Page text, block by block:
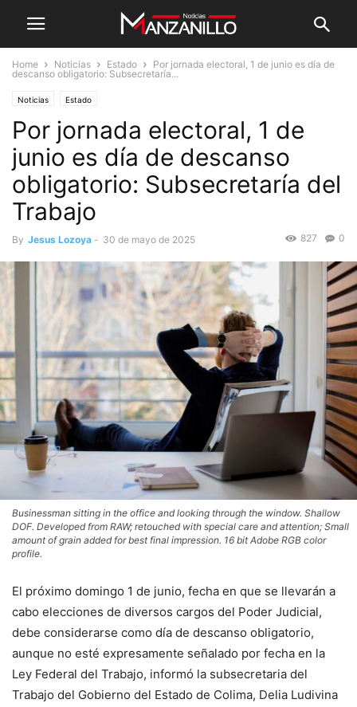
Home Noticias Estado
Por jornada electoral, 1 de junio es día de
descanso obligatorio: Subsecretaría...
Noticias Estado
Por jornada electoral, 1 de
junio es día de descanso
obligatorio: Subsecretaría del
Trabajo
By Jesus Lozoya - 30 de mayo de 2025 0
827
Businessman sitting in the office and looking through the window. Shallow
DOF. Developed from RAW; retouched with special care and attention; Small
amount of grain added for best final impression. 16 bit Adobe RGB color
profile.
El próximo domingo 1 de junio, fecha en que se llevarán a
cabo elecciones de diversos cargos del Poder Judicial,
debe considerarse como día de descanso obligatorio,
aunque no esté expresamente señalado por fecha en la
Ley Federal del Trabajo, informó la subsecretaria del
Trabajo del Gobierno del Estado de Colima, Delia Ludivina